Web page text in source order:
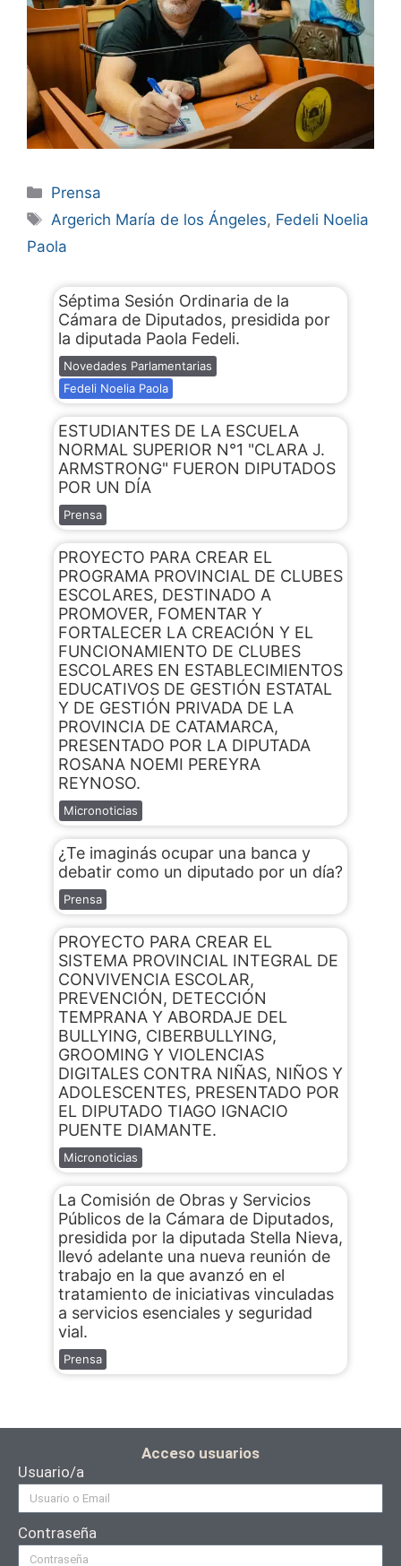
Prensa
Argerich María de los Ángeles, Fedeli Noelia
Paola
Séptima Sesión Ordinaria de la
Cámara de Diputados, presidida por
la diputada Paola Fedeli.
Novedades Parlamentarias
Fedeli Noelia Paola
ESTUDIANTES DE LA ESCUELA
NORMAL SUPERIOR N°1 "CLARA J.
ARMSTRONG" FUERON DIPUTADOS
POR UN DÍA
Prensa
PROYECTO PARA CREAR EL
PROGRAMA PROVINCIAL DE CLUBES
ESCOLARES, DESTINADO A
PROMOVER, FOMENTAR Y
FORTALECER LA CREACIÓN Y EL
FUNCIONAMIENTO DE CLUBES
ESCOLARES EN ESTABLECIMIENTOS
EDUCATIVOS DE GESTIÓN ESTATAL
Y DE GESTIÓN PRIVADA DE LA
PROVINCIA DE CATAMARCA,
PRESENTADO POR LA DIPUTADA
ROSANA NOEMI PEREYRA
REYNOSO.
Micronoticias
¿Te imaginás ocupar una banca y
debatir como un diputado por un día?
Prensa
PROYECTO PARA CREAR EL
SISTEMA PROVINCIAL INTEGRAL DE
CONVIVENCIA ESCOLAR,
PREVENCIÓN, DETECCIÓN
TEMPRANA Y ABORDAJE DEL
BULLYING, CIBERBULLYING,
GROOMING Y VIOLENCIAS
DIGITALES CONTRA NIÑAS, NIÑOS Y
ADOLESCENTES, PRESENTADO POR
EL DIPUTADO TIAGO IGNACIO
PUENTE DIAMANTE.
Micronoticias
La Comisión de Obras y Servicios
Públicos de la Cámara de Diputados,
presidida por la diputada Stella Nieva,
llevó adelante una nueva reunión de
trabajo en la que avanzó en el
tratamiento de iniciativas vinculadas
a servicios esenciales y seguridad
vial.
Prensa
Acceso usuarios
Usuario/a
Contraseña